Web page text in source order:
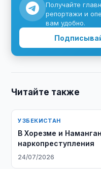
Получайте
репортажи и
вам удобно.
Читайте также
УЗБЕКИСТАН
В Хорезме и
наркопреступления
24/07/2026